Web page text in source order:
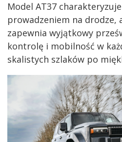
Model AT37
prowadzeniem na drodze,
zapewnia wyjątkowy
kontrolę i mobilność w
skalistych szlaków po